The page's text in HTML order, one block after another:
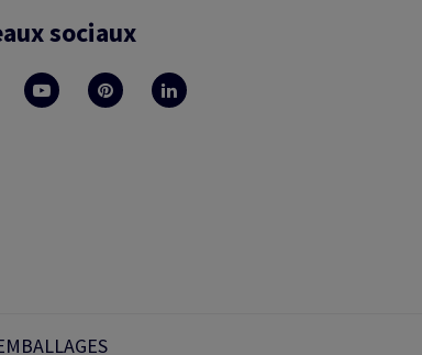
sociaux